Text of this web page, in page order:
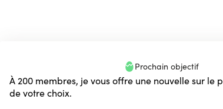
Prochain objectif
À 200 membres, je vous offre une nouvelle sur le
de votre choix.